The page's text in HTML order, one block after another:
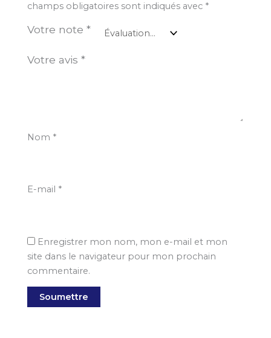
champs obligatoires sont indiqués avec *
Votre note*
Votre avis*
Nom *
E-mail *
Enregistrer mon nom, mon e-mail et mon
site dans le navigateur pour mon prochain
commentaire.